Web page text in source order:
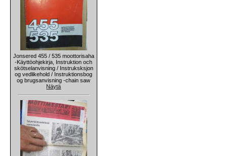
Jonsered 455 / 535 moottorisaha
-Käyttöohjekirja, Instruktion och
skötselanvisning / Instruksksjon
og vedlikehold / Instruktionsbog
og brugsanvisning -chain saw
Näytä